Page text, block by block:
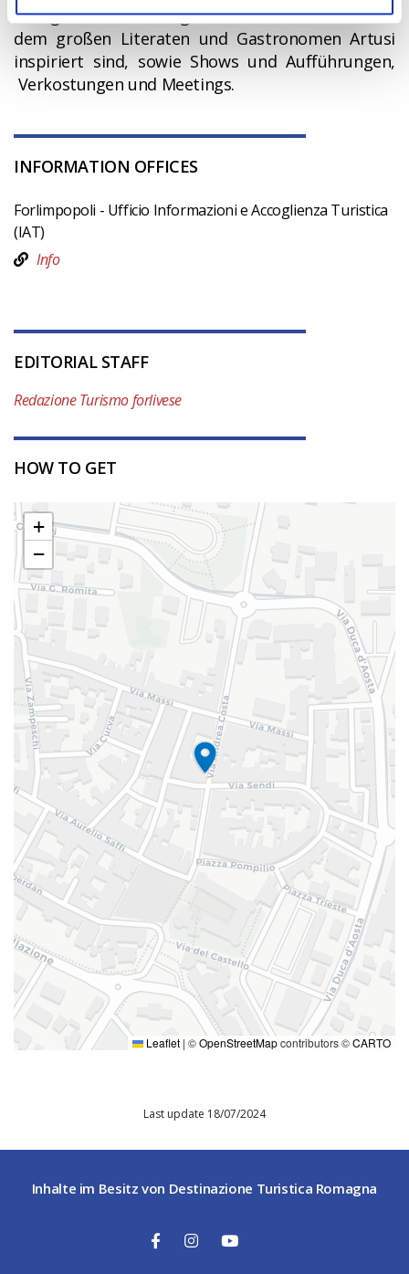
eine ganze Woche lang und bietet Menüs, die von
dem großen Literaten und Gastronomen Artusi
inspiriert sind, sowie Shows und Aufführungen,
Verkostungen und Meetings.
INFORMATION OFFICES
Forlimpopoli - Ufficio Informazioni e Accoglienza Turistica
(IAT)
Info
EDITORIAL STAFF
Redazione Turismo forlivese
HOW TO GET
+
−
Leaflet | ©OpenStreetMapcontributors ©CARTO
Last update 18/07/2024
Inhalte im Besitz von Destinazione Turistica Romagna